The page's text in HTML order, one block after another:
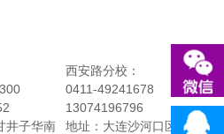
井子华南
西安路分校：
0411-49241678
13074196796
地址：大连沙河口区民权街